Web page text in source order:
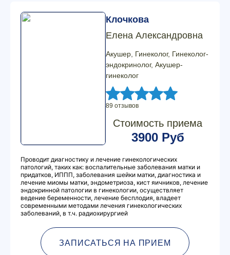
Клочкова
Елена Александровна
Акушер, Гинеколог, Гинеколог-
эндокринолог, Акушер-
гинеколог
89 отзывов
Стоимость приема
3900 Руб
Проводит диагностику и лечение гинекологических
патологий, таких как: воспалительные заболевания матки и
придатков, ИППП, заболевания шейки матки, диагностика и
лечение миомы матки, эндометриоза, кист яичников, лечение
эндокринной патологии в гинекологии, осуществляет
ведение беременности, лечение бесплодия, владеет
современными методами лечения гинекологических
заболеваний, в т.ч. радиохирургией
ЗАПИСАТЬСЯ НА ПРИЕМ